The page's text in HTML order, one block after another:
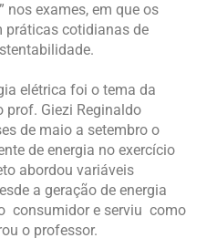
nos exames, em que os
práticas cotidianas de
elétrica foi o tema da
prof. Giezi Reginaldo
de maio a setembro o
de energia no exercício
abordou variáveis
a geração de energia
consumidor e serviu como
o professor.